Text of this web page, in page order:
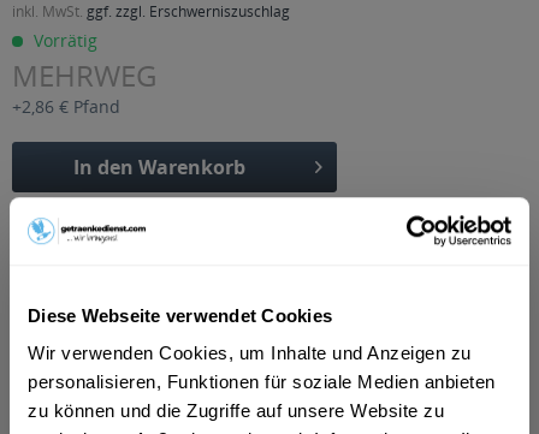
Diese Webseite verwendet Cookies
Wir verwenden Cookies, um Inhalte und Anzeigen zu
personalisieren, Funktionen für soziale Medien anbieten
zu können und die Zugriffe auf unsere Website zu
inkl. MwSt. ggf. zzgl. Erschwerniszuschlag
Vorrätig
MEHRWEG
+2,86 € Pfand
In den Warenkorb
Artikel-Nr.:
Beschreibung
mehr
"Alwa Limette Light 6 x 1l"